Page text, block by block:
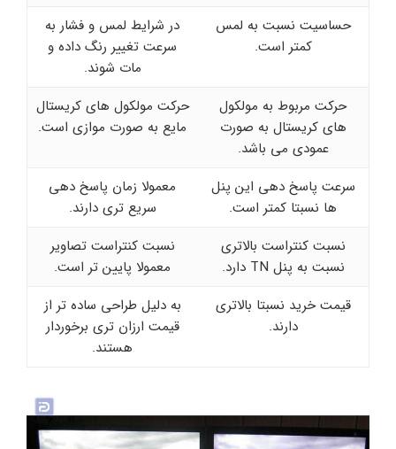
حساسیت نسبت به لمس
کمتر است.
در شرایط لمس و فشار به
سرعت تغییر رنگ داده و
مات شوند.
حرکت مربوط به مولکول
های کریستال به صورت
عمودی می باشد.
حرکت مولکول های کریستال
مایع به صورت موازی است.
سرعت پاسخ دهی این پنل
ها نسبتا کمتر است.
معمولا زمان پاسخ‌ دهی
سریع‌ تری دارند.
نسبت کنتراست بالاتری
نسبت به پنل‌ TN دارد.
نسبت کنتراست تصاویر
معمولا پایین تر است.
قیمت خرید نسبتا بالاتری
دارند.
به دلیل طراحی ساده تر از
قیمت ارزان تری برخوردار
هستند.